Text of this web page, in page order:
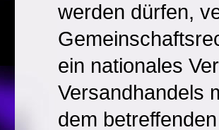
werden dürfen,
ein nationales
Versandhandels
dem